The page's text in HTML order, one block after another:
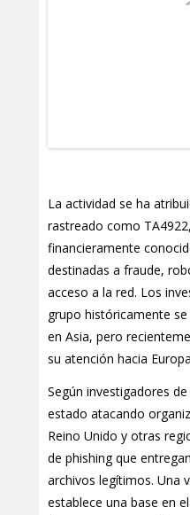
La actividad se ha
rastreado como
financieramente
destinadas a fraude,
acceso a la red. Los
grupo históricamente
en Asia, pero
su atención hacia
Según investigadores
estado atacando
Reino Unido y otras
de phishing que
archivos legítimos. Una
establece una base en